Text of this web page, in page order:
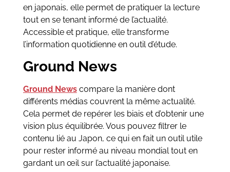
en japonais, elle permet de pratiquer la lecture
tout en se tenant informé de l’actualité.
Accessible et pratique, elle transforme
l’information quotidienne en outil d’étude.
Ground News
Ground Newscompare la manière dont
différents médias couvrent la même actualité.
Cela permet de repérer les biais et d’obtenir une
vision plus équilibrée. Vous pouvez filtrer le
contenu lié au Japon, ce qui en fait un outil utile
pour rester informé au niveau mondial tout en
gardant un œil sur l’actualité japonaise.